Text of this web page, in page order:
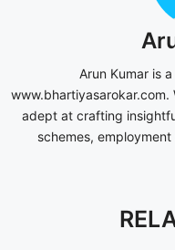
Arun Kumar is
adept at crafting
schemes,